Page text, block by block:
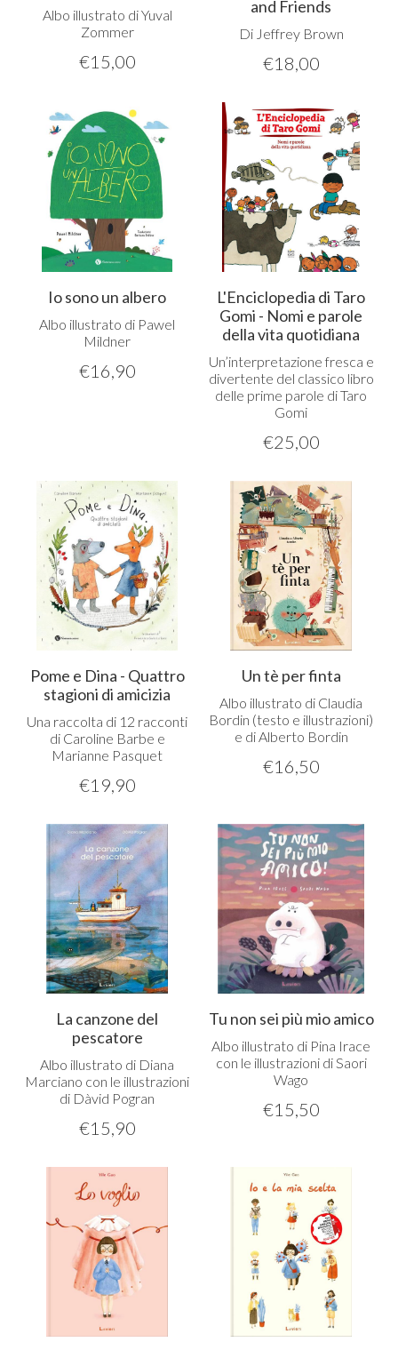
Albo illustrato di Yuval
Zommer
€15,00
and Friends
Di Jeffrey Brown
€18,00
Io sono un albero
Albo illustrato di Pawel
Mildner
€16,90
L'Enciclopedia di Taro
Gomi - Nomi e parole
della vita quotidiana
Un’interpretazione fresca e
divertente del classico libro
delle prime parole di Taro
Gomi
€25,00
Pome e Dina - Quattro
stagioni di amicizia
Una raccolta di 12 racconti
di Caroline Barbe e
Marianne Pasquet
€19,90
Un tè per finta
Albo illustrato di Claudia
Bordin (testo e illustrazioni)
e di Alberto Bordin
€16,50
La canzone del
pescatore
Albo illustrato di Diana
Marciano con le illustrazioni
di Dàvid Pogran
€15,90
Tu non sei più mio amico
Albo illustrato di Pina Irace
con le illustrazioni di Saori
Wago
€15,50